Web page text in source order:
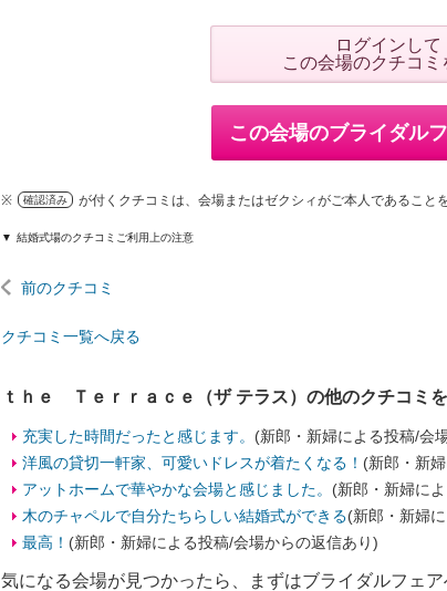
ログインして
この会場のクチコミ
この会場のブライダル
※ 確認済み が付くクチコミは、会場またはゼクシィがご本人であること
結婚式場のクチコミご利用上の注意
前のクチコミ
クチコミ一覧へ戻る
ｔｈｅ Ｔｅｒｒａｃｅ（ザ テラス）の他のクチコミ
充実した時間だったと感じます。 (新郎・新婦による投稿/会
洋風の貸切一軒家、可愛いドレスが着たくなる！ (新郎・新
アットホームで華やかな会場と感じました。 (新郎・新婦に
木のチャペルで自分たちらしい結婚式ができる(新郎・新婦
最高！ (新郎・新婦による投稿/会場からの返信あり)
気になる会場が見つかったら、まずはブライダルフェア